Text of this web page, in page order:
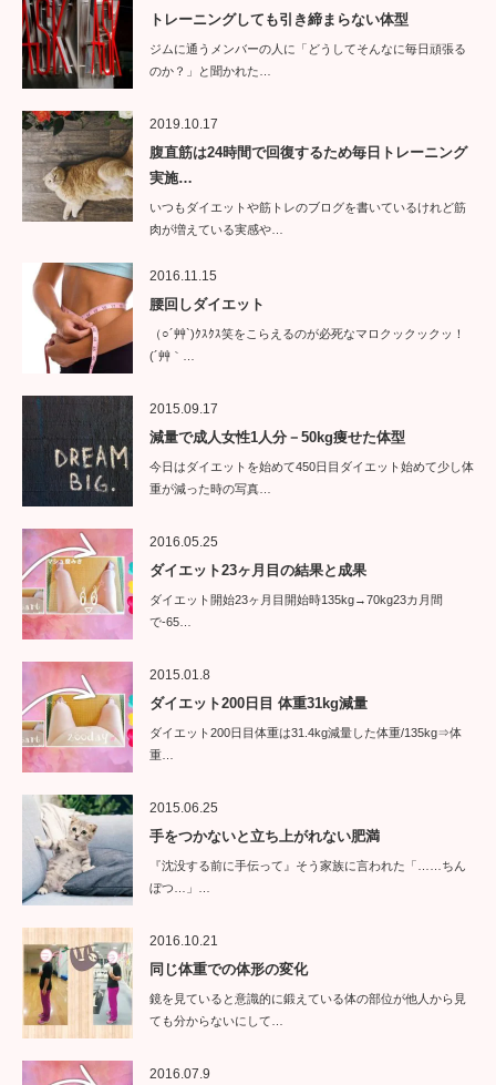
トレーニングしても引き締まらない体型
ジムに通うメンバーの人に「どうしてそんなに毎日頑張る
のか？」と聞かれた…
2019.10.17
腹直筋は24時間で回復するため毎日トレーニング
実施…
いつもダイエットや筋トレのブログを書いているけれど筋
肉が増えている実感や…
2016.11.15
腰回しダイエット
（○´艸`)ｸｽｸｽ笑をこらえるのが必死なマロクックックッ！
(´艸｀…
2015.09.17
減量で成人女性1人分－50kg痩せた体型
今日はダイエットを始めて450日目ダイエット始めて少し体
重が減った時の写真…
2016.05.25
ダイエット23ヶ月目の結果と成果
ダイエット開始23ヶ月目開始時135kg→70kg23カ月間
で-65…
2015.01.8
ダイエット200日目 体重31kg減量
ダイエット200日目体重は31.4kg減量した体重/135kg⇒体
重…
2015.06.25
手をつかないと立ち上がれない肥満
『沈没する前に手伝って』そう家族に言われた「……ちん
ぼつ…」…
2016.10.21
同じ体重での体形の変化
鏡を見ていると意識的に鍛えている体の部位が他人から見
ても分からないにして…
2016.07.9